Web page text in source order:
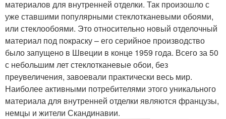
материалов для внутренней отделки. Так произошло с
уже ставшими популярными стеклотканевыми обоями,
или стеклообоями. Это относительно новый отделочный
материал под покраску – его серийное производство
было запущено в Швеции в конце 1959 года. Всего за 50
с небольшим лет стеклотканевые обои, без
преувеличения, завоевали практически весь мир.
Наиболее активными потребителями этого уникального
материала для внутренней отделки являются французы,
немцы и жители Скандинавии.